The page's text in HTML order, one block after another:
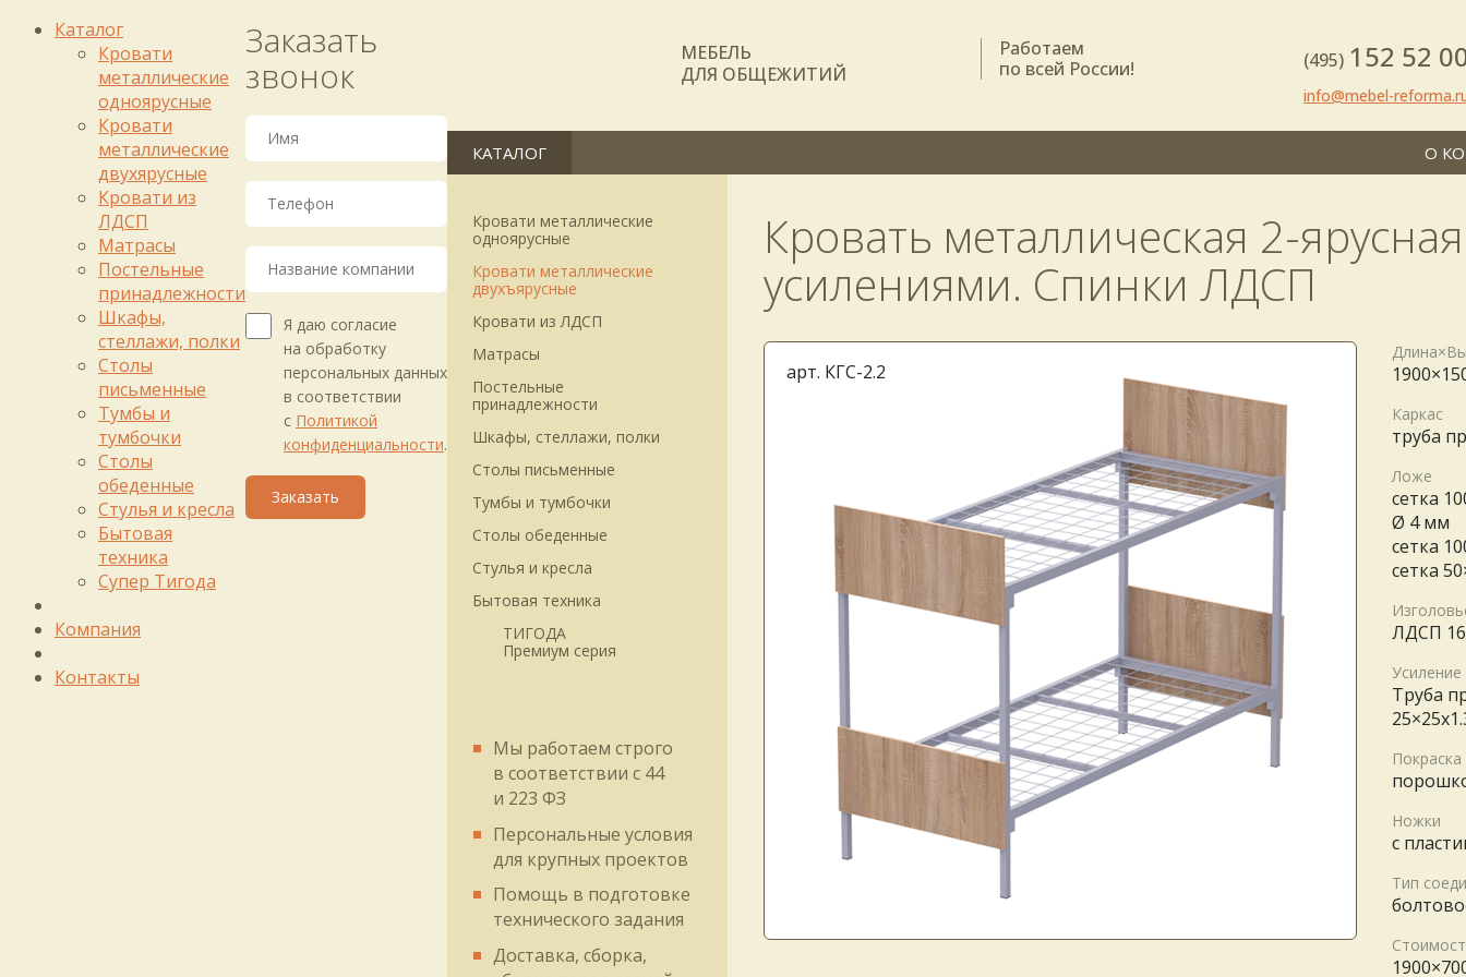
Каталог
Кровати
металлические
одноярусные
Кровати
металлические
двухярусные
Кровати из
ЛДСП
Матрасы
Постельные
принадлежности
Шкафы,
стеллажи, полки
Столы
письменные
Тумбы и
тумбочки
Столы
обеденные
Стулья и кресла
Бытовая
техника
Супер Тигода
Компания
Контакты
Заказать
звонок
Я даю согласие
на обработку
персональных данных
в соответствии
с Политикой
конфиденциальности.
МЕБЕЛЬ
ДЛЯ ОБЩЕЖИТИЙ
Работаем
по всей России!
(495) 152 52
info@mebel-
КАТАЛОГ О
Кровати металлические
одноярусные
Кровати металлические
двухъярусные
Кровати из ЛДСП
Матрасы
Постельные
принадлежности
Шкафы, стеллажи, полки
Столы письменные
Тумбы и тумбочки
Столы обеденные
Стулья и кресла
Бытовая техника
ТИГОДА
Премиум серия
Мы работаем строго
в соответствии с 44
и 223 ФЗ
Персональные условия
для крупных проектов
Помощь в подготовке
технического задания
Доставка, сборка,
Кровать металлическая 2-
усилениями. Спинки ЛДСП
арт. КГС-2.2
Каркас
труба
Ложе
сетка
Ø 4 мм
сетка
сетка
ЛДСП
Усиление
Труба
Покраска
Ножки
с
Тип